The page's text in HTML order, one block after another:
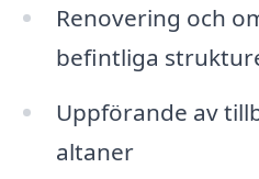
Renovering och
befintliga
Uppförande av
altaner